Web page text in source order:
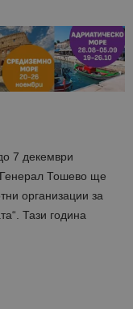
7 декември
Тошево ще
организации за
Тази година